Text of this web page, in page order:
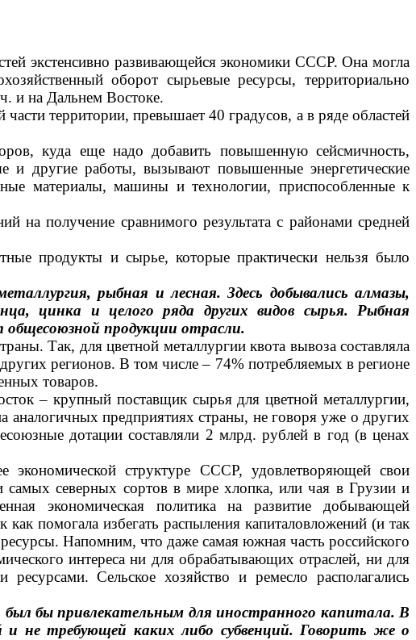
экстенсивно развивающейся экономики СССР. Она могла
оборот сырьевые ресурсы, территориально
и на Дальнем Востоке.
части территории, превышает 40 градусов, а в ряде областей
куда еще надо добавить повышенную сейсмичность,
и другие работы, вызывают повышенные энергетические
материалы, машины и технологии, приспособленные к
получение сравнимого результата с районами средней
продукты и сырье, которые практически нельзя было
рыбная и лесная. Здесь добывались алмазы,
цинка и целого ряда других видов сырья. Рыбная
общесоюзной продукции отрасли.
Так, для цветной металлургии квота вывоза составляла
регионов. В том числе – 74% потребляемых в регионе
товаров.
– крупный поставщик сырья для цветной металлургии,
аналогичных предприятиях страны, не говоря уже о других
дотации составляли 2 млрд. рублей в год (в ценах
экономической структуре СССР, удовлетворяющей свои
самых северных сортов в мире хлопка, или чая в Грузии и
экономическая политика на развитие добывающей
помогала избегать распыления капиталовложений (и так
Напомним, что даже самая южная часть российского
интереса ни для обрабатывающих отраслей, ни для
Сельское хозяйство и ремесло располагались
бы привлекательным для иностранного капитала. В
и не требующей каких либо субвенций. Говорить же о